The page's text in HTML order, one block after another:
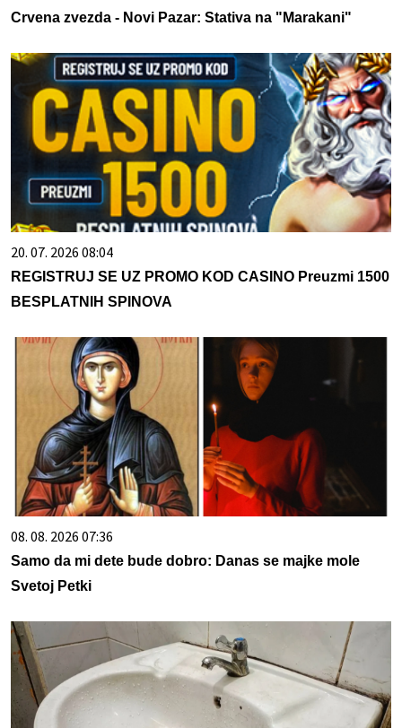
Crvena zvezda - Novi Pazar: Stativa na "Marakani"
20. 07. 2026 08:04
REGISTRUJ SE UZ PROMO KOD CASINO Preuzmi 1500
BESPLATNIH SPINOVA
08. 08. 2026 07:36
Samo da mi dete bude dobro: Danas se majke mole
Svetoj Petki